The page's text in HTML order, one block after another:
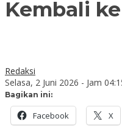
Kembali
Redaksi
Selasa, 2 Juni 2026 - Jam
Bagikan ini:
Facebook X